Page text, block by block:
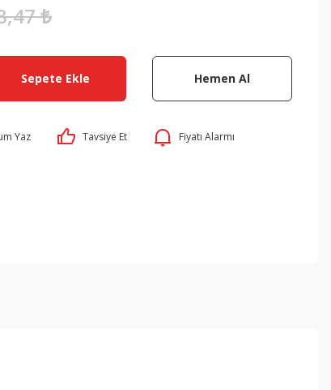
₺
Sepete Ekle Hemen Al
Yaz Tavsiye Et Fiyatı Alarmı